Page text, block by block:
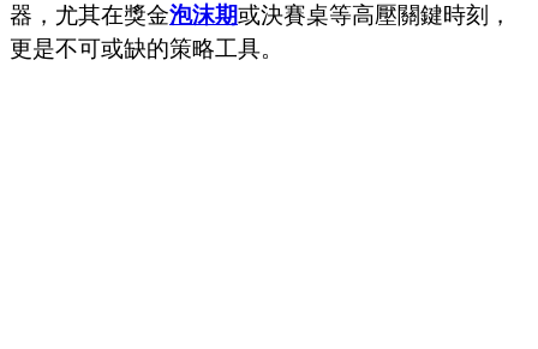
器，尤其在獎金泡沫期或決賽桌等高壓關鍵時刻，
更是不可或缺的策略工具。